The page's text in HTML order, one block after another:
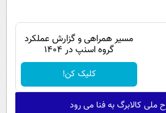
مسیر همراهی و گزارش عملکرد
گروه اسنپ در ۱۴۰۴
کلیک کن!
ملی کالابرگ به فنا می رود